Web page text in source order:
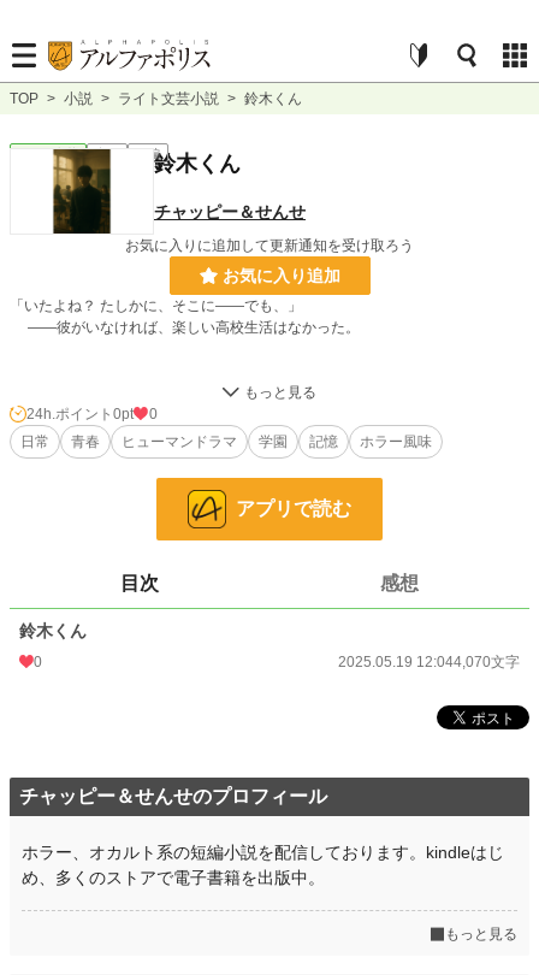
TOP > 小説 > ライト文芸小説 > 鈴木くん
ライト文芸 完結 短編鈴木くん
チャッピー＆せんせ
お気に入りに追加して更新通知を受け取ろう
お気に入り追加
「いたよね？ たしかに、そこに——でも、」
——彼がいなければ、楽しい高校生活はなかった。
高校生活の記憶を振り返る主人公。同じメンバー、同じ教室、同じ日常。
そこに突如現れた転入生・鈴木くんは、平凡で目立たない存在だった。
だが、彼の些細な行動が、クラスの雰囲気を少しずつ変えていく。
一体感が生まれ、誰もが笑い合い、青春を謳歌できた——
そんな充実した高校生活の裏に、確かに彼は「いた」はずだった。
でも卒業後、誰も彼の名前を思い出せない。顔も、写真も――
ライト文芸
文字数 4,070
初回公開日時 2025.05.19 12:04
初回完結日時 2025.05.19 12:04
24h.ポイント 0pt
0
日常
青春 ヒューマンドラマ 学園 記憶 ホラー風味
アプリで読む
目次 感想
鈴木くん
0 2025.05.19 12:044,070文字
チャッピー＆せんせのプロフィール
ホラー、オカルト系の短編小説を配信しております。kindleはじ
め、多くのストアで電子書籍を出版中。
もっと見る